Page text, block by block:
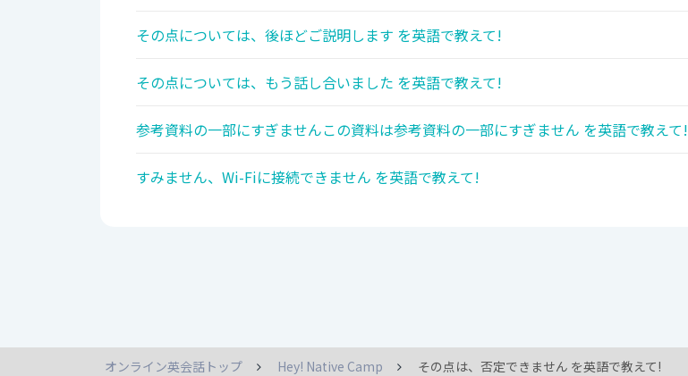
その点については、後ほどご説明します を英語で教えて!
その点については、もう話し合いました を英語で教えて!
参考資料の一部にすぎませんこの資料は参考資料の一部にすぎません を英語で教えて!
すみません、Wi-Fiに接続できません を英語で教えて!
オンライン英会話トップ Hey! Native Camp その点は、否定できません を英語で教えて!